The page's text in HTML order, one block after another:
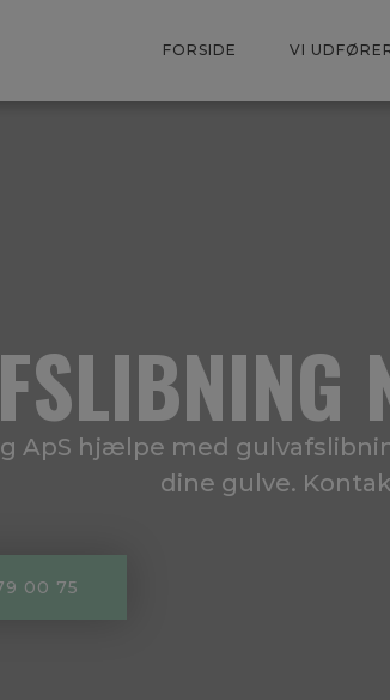
FORSIDE VI
ApS hjælpe med
dine gulve.
00 75